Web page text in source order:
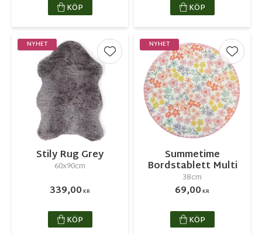
KÖP KÖP
Stily Rug Grey
60x90cm
339,00KR
NYHET
Lägg till i favoriter
KÖP
Summetime
Bordstablett Multi
38cm
69,00KR
NYHET
Lägg
KÖP